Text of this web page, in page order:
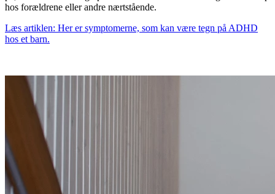
hos forældrene eller andre nærtstående.
Læs artiklen: Her er symptomerne, som kan være tegn på ADHD
hos et barn.